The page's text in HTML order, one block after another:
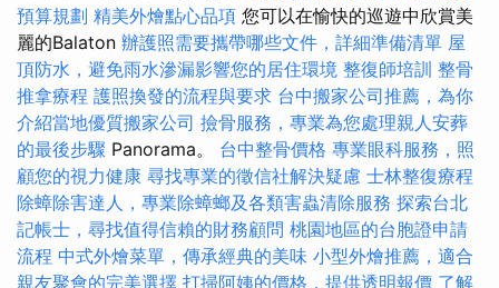
預算規劃 精美外燴點心品項 您可以在愉快的巡遊中欣賞美
麗的Balaton 辦護照需要攜帶哪些文件，詳細準備清單 屋
頂防水，避免雨水滲漏影響您的居住環境 整復師培訓 整骨
推拿療程 護照換發的流程與要求 台中搬家公司推薦，為你
介紹當地優質搬家公司 撿骨服務，專業為您處理親人安葬
的最後步驟 Panorama。 台中整骨價格 專業眼科服務，照
顧您的視力健康 尋找專業的徵信社解決疑慮 士林整復療程
除蟑除害達人，專業除蟑螂及各類害蟲清除服務 探索台北
記帳士，尋找值得信賴的財務顧問 桃園地區的台胞證申請
流程 中式外燴菜單，傳承經典的美味 小型外燴推薦，適合
親友聚會的完美選擇 打掃阿姨的價格，提供透明報價 了解